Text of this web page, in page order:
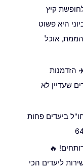
קיץ
היא פשוט
אוכל
הזדמנות
שעדיין לא
ביעדים פחות
רותחים! 🔥
ליעדים הכי